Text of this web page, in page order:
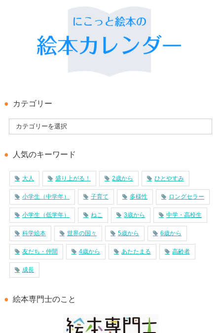
カテゴリー
人気のキーワード
大人 盛り上がる！ 2歳から ひとやすみ
小学生（中学年） 子育て 多様性 ロングセラー
小学生（低学年） ねこ 3歳から 中学・高校生
科学絵本 世界の国々 5歳から 6歳から
友だち・仲間 4歳から あたたまる 高齢者
成長
絵本専門士のこと